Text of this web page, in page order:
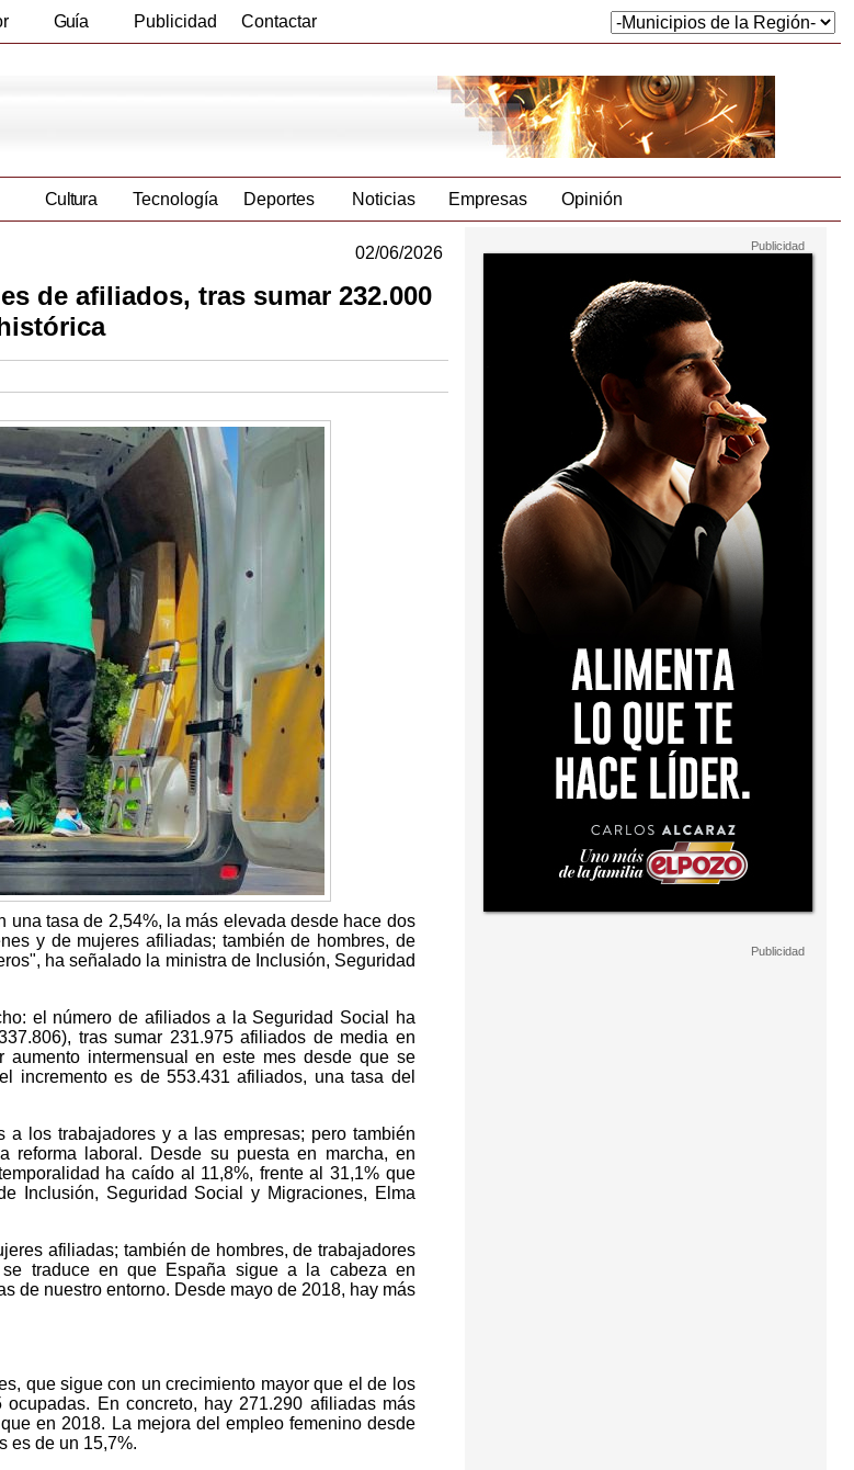
Guía Publicidad Contactar
Cultura Tecnología Deportes Noticias Empresas Opinión
02/06/2026
de afiliados, tras sumar 232.000
tasa de 2,54%, la más elevada desde hace dos
y de mujeres afiliadas; también de hombres, de
ha señalado la ministra de Inclusión, Seguridad
el número de afiliados a la Seguridad Social ha
tras sumar 231.975 afiliados de media en
intermensual en este mes desde que se
incremento es de 553.431 afiliados, una tasa del
a los trabajadores y a las empresas; pero también
reforma laboral. Desde su puesta en marcha, en
ha caído al 11,8%, frente al 31,1% que
Inclusión, Seguridad Social y Migraciones, Elma
afiliadas; también de hombres, de trabajadores
traduce en que España sigue a la cabeza en
de nuestro entorno. Desde mayo de 2018, hay más
que sigue con un crecimiento mayor que el de los
En concreto, hay 271.290 afiliadas más
en 2018. La mejora del empleo femenino desde
es de un 15,7%.